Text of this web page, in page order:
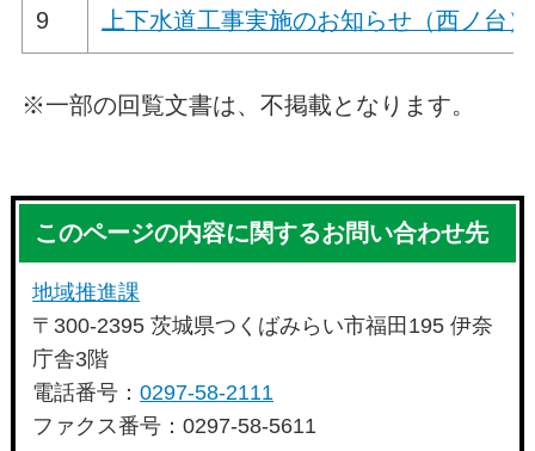
9 上下水道工事実施のお知らせ（西ノ台）
※一部の回覧文書は、不掲載となります。
このページの内容に関するお問い合わせ先
地域推進課
〒300-2395 茨城県つくばみらい市福田195 伊奈
庁舎3階
電話番号：0297-58-2111
ファクス番号：0297-58-5611